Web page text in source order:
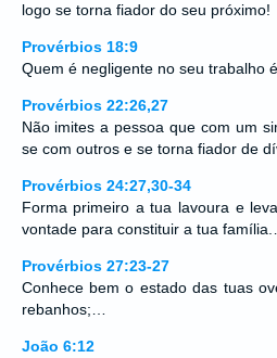
logo se torna fiador do seu próximo!
Provérbios 18:9
Quem é negligente no seu trabalho
Provérbios 22:26,27
Não imites a pessoa que com um
se com outros e se torna fiador de
Provérbios 24:27,30-34
Forma primeiro a tua lavoura e
vontade para constituir a tua
Provérbios 27:23-27
Conhece bem o estado das tuas
rebanhos;…
João 6:12